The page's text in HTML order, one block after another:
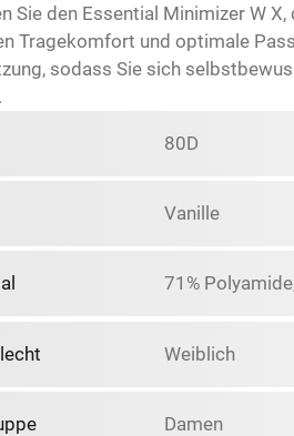
Sie den Essential Minimizer W
Tragekomfort und optimale
sodass Sie sich
80D
Vanille
71%
Weiblich
Damen